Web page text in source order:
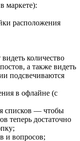
маркете):
расположения
количество
а также видеть
подсвечиваются
в офлайне (с
списков — чтобы
теперь достаточно
и вопросов;